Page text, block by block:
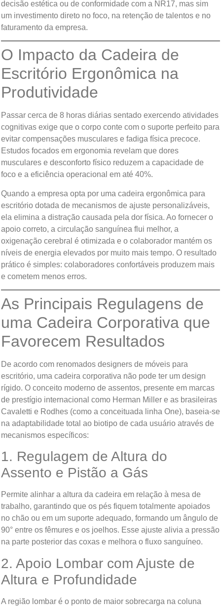
decisão estética ou de conformidade com a NR17, mas sim
um investimento direto no foco, na retenção de talentos e no
faturamento da empresa.
O Impacto da Cadeira de
Escritório Ergonômica na
Produtividade
Passar cerca de 8 horas diárias sentado exercendo atividades
cognitivas exige que o corpo conte com o suporte perfeito para
evitar compensações musculares e fadiga física precoce.
Estudos focados em ergonomia revelam que dores
musculares e desconforto físico reduzem a capacidade de
foco e a eficiência operacional em até 40%.
Quando a empresa opta por uma cadeira ergonômica para
escritório dotada de mecanismos de ajuste personalizáveis,
ela elimina a distração causada pela dor física. Ao fornecer o
apoio correto, a circulação sanguínea flui melhor, a
oxigenação cerebral é otimizada e o colaborador mantém os
níveis de energia elevados por muito mais tempo. O resultado
prático é simples: colaboradores confortáveis produzem mais
e cometem menos erros.
As Principais Regulagens de
uma Cadeira Corporativa que
Favorecem Resultados
De acordo com renomados designers de móveis para
escritório, uma cadeira corporativa não pode ter um design
rígido. O conceito moderno de assentos, presente em marcas
de prestígio internacional como Herman Miller e as brasileiras
Cavaletti e Rodhes (como a conceituada linha One), baseia-se
na adaptabilidade total ao biotipo de cada usuário através de
mecanismos específicos:
1. Regulagem de Altura do
Assento e Pistão a Gás
Permite alinhar a altura da cadeira em relação à mesa de
trabalho, garantindo que os pés fiquem totalmente apoiados
no chão ou em um suporte adequado, formando um ângulo de
90° entre os fêmures e os joelhos. Esse ajuste alivia a pressão
na parte posterior das coxas e melhora o fluxo sanguíneo.
2. Apoio Lombar com Ajuste de
Altura e Profundidade
A região lombar é o ponto de maior sobrecarga na coluna